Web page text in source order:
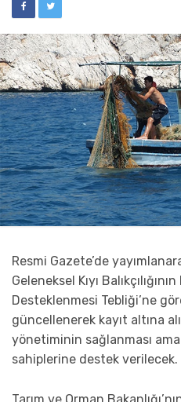
Resmi Gazete’de
Geleneksel Kıyı
Desteklenmesi Tebliği’ne
güncellenerek kayıt altına
yönetiminin sağlanması
sahiplerine destek verilecek.